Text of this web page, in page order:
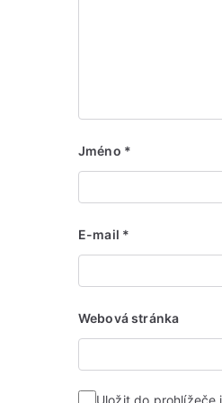
Jméno *
E-mail *
Webová stránka
Uložit do prohlížeče